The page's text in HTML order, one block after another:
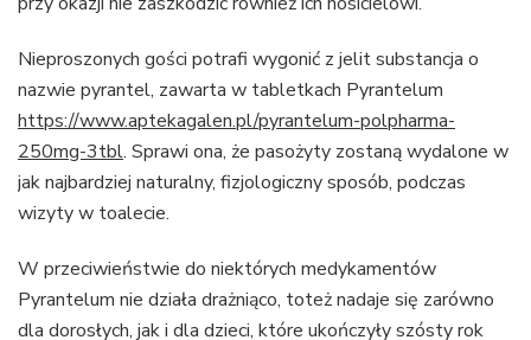
Nieproszonych gości potrafi wygonić z jelit substancja o
nazwie pyrantel, zawarta w tabletkach Pyrantelum
https://www.aptekagalen.pl/pyrantelum-polpharma-
250mg-3tbl. Sprawi ona, że pasożyty zostaną wydalone w
jak najbardziej naturalny, fizjologiczny sposób, podczas
wizyty w toalecie.
W przeciwieństwie do niektórych medykamentów
Pyrantelum nie działa drażniąco, toteż nadaje się zarówno
dla dorosłych, jak i dla dzieci, które ukończyły szósty rok